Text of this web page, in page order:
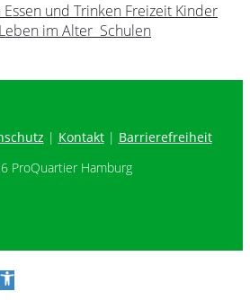
Essen und Trinken Freizeit Kinder
Leben im Alter Schulen
Kontakt
Barrierefreiheit
ProQuartier Hamburg